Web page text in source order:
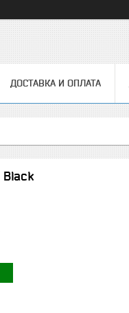
ДОСТАВКА И ОПЛАТА
Black